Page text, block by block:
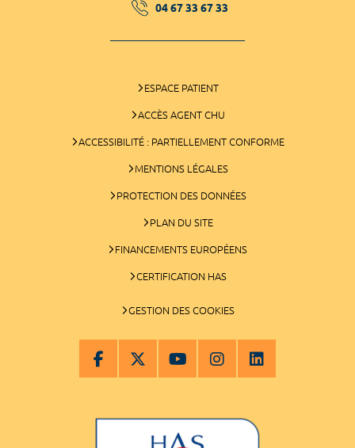
04 67 33 67 33
ESPACE PATIENT
ACCÈS AGENT CHU
ACCESSIBILITÉ : PARTIELLEMENT CONFORME
MENTIONS LÉGALES
PROTECTION DES DONNÉES
PLAN DU SITE
FINANCEMENTS EUROPÉENS
CERTIFICATION HAS
GESTION DES COOKIES